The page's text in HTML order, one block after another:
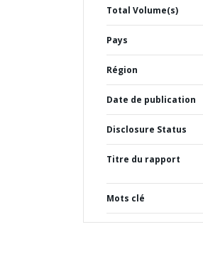
Total Volume(s)
Pays
Région
Date de publication
Disclosure Status
Titre du rapport
Mots clé